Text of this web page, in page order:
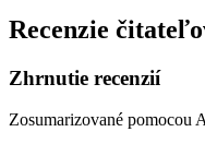
Recenzie
Zhrnutie recenzií
Zosumarizované pomocou